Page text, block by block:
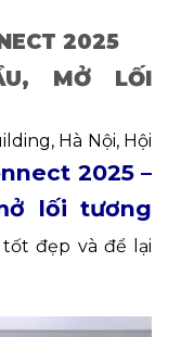
2025
MỞ LỐI
Hà Nội, Hội
2025 –
lối tương
đẹp và để lại